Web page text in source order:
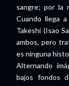
sangre; por la
Cuando llega
Takeshi (Isao
ambos, pero
es ninguna
Alternando
bajos fondos